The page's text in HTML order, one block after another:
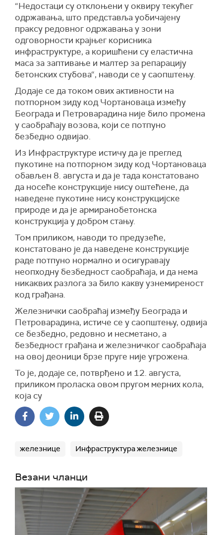
“Недостаци су отклоњени у оквиру текућег
одржавања, што представља уобичајену
праксу редовног одржавања у зони
одговорности крајњег корисника
инфраструктуре, а коришћени су еластична
маса за заптивање и малтер за репарацију
бетонских стубова“, наводи се у саопштењу.
Додаје се да током ових активности на
потпорном зиду код Чортановаца између
Београда и Петроварадина није било промена
у саобраћају возова, који се потпуно
безбедно одвијао.
Из Инфраструктуре истичу да је преглед
пукотине на потпорном зиду код Чортановаца
обављен 8. августа и да је тада констатовано
да носеће конструкције нису оштећене, да
наведене пукотине нису конструкцијске
природе и да је армиранобетонска
конструкција у добром стању.
Том приликом, наводи то предузеће,
констатовано је да наведене конструкције
раде потпуно нормално и осигуравају
неопходну безбедност саобраћаја, и да нема
никаквих разлога за било какву узнемиреност
код грађана.
Железнички саобраћај између Београда и
Петроварадина, истиче се у саопштењу, одвија
се безбедно, редовно и несметано, а
безбедност грађана и железничког саобраћаја
на овој деоници брзе пруге није угрожена.
То је, додаје се, потврђено и 12. августа,
приликом проласка овом пругом мерних кола,
која су
железнице Инфраструктура железнице
Везани чланци